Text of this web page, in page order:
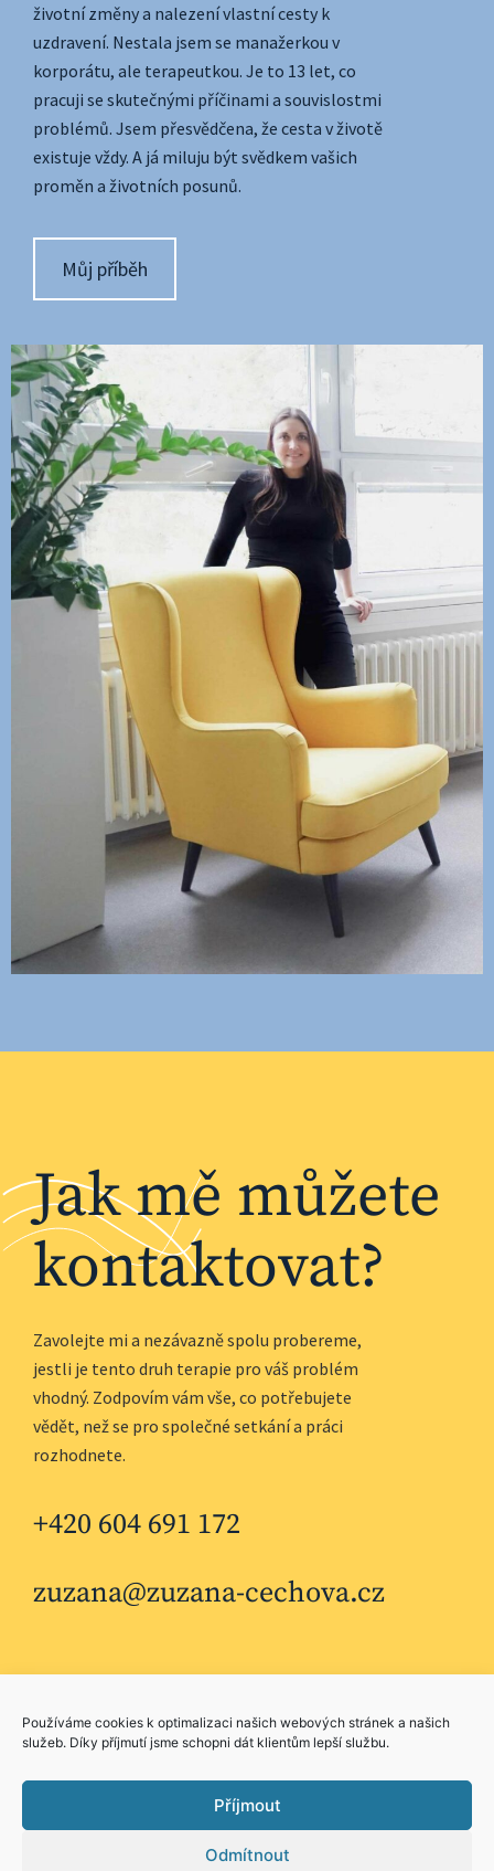
Používáme cookies k optimalizaci našich webových stránek a našich
služeb. Díky příjmutí jsme schopni dát klientům lepší službu.
Příjmout
Odmítnout
životní změny a nalezení vlastní cesty k
uzdravení. Nestala jsem se manažerkou v
korporátu, ale terapeutkou. Je to 13 let, co
pracuji se skutečnými příčinami a souvislostmi
problémů. Jsem přesvědčena, že cesta v životě
existuje vždy. A já miluju být svědkem vašich
proměn a životních posunů.
Můj příběh
Jak mě můžete
kontaktovat?
Zavolejte mi a nezávazně spolu probereme,
jestli je tento druh terapie pro váš problém
vhodný. Zodpovím vám vše, co potřebujete
vědět, než se pro společné setkání a práci
rozhodnete.
+420 604 691 172
zuzana@zuzana-cechova.cz
© 2021 Zuzana Čechová | IČO